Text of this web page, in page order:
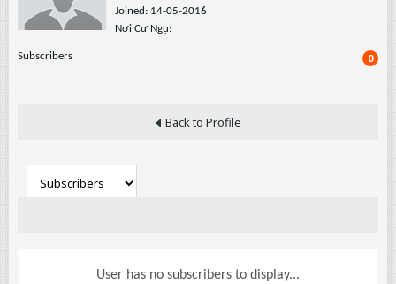
Joined: 14-05-2016
Nơi Cư Ngụ:
Subscribers 0
Back to Profile
User has no subscribers to display...